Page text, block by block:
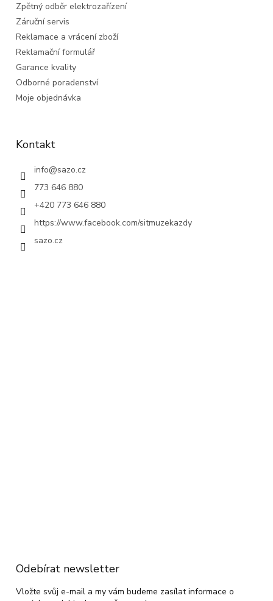
Zpětný odběr elektrozařízení
Záruční servis
Reklamace a vrácení zboží
Reklamační formulář
Garance kvality
Odborné poradenství
Moje objednávka
Kontakt
info@sazo.cz
773 646 880
+420 773 646 880
https://www.facebook.com/sitmuzekazdy
sazo.cz
Odebírat newsletter
Vložte svůj e-mail a my vám budeme zasílat informace o